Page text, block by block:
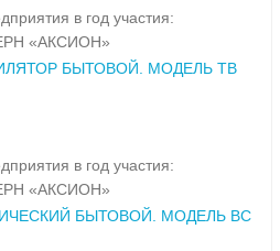
в год участия:
«АКСИОН»
БЫТОВОЙ. МОДЕЛЬ ТВ
в год участия:
«АКСИОН»
БЫТОВОЙ. МОДЕЛЬ ВС